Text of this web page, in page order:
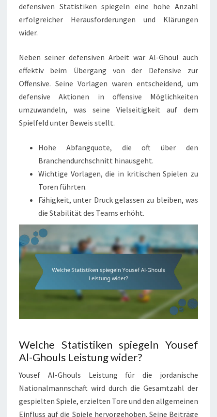
defensiven Statistiken spiegeln eine hohe Anzahl
erfolgreicher Herausforderungen und Klärungen
wider.
Neben seiner defensiven Arbeit war Al-Ghoul auch
effektiv beim Übergang von der Defensive zur
Offensive. Seine Vorlagen waren entscheidend, um
defensive Aktionen in offensive Möglichkeiten
umzuwandeln, was seine Vielseitigkeit auf dem
Spielfeld unter Beweis stellt.
Hohe Abfangquote, die oft über den
Branchendurchschnitt hinausgeht.
Wichtige Vorlagen, die in kritischen Spielen zu
Toren führten.
Fähigkeit, unter Druck gelassen zu bleiben, was
die Stabilität des Teams erhöht.
Welche Statistiken spiegeln Yousef
Al-Ghouls Leistung wider?
Yousef Al-Ghouls Leistung für die jordanische
Nationalmannschaft wird durch die Gesamtzahl der
gespielten Spiele, erzielten Tore und den allgemeinen
Einfluss auf die Spiele hervorgehoben. Seine Beiträge